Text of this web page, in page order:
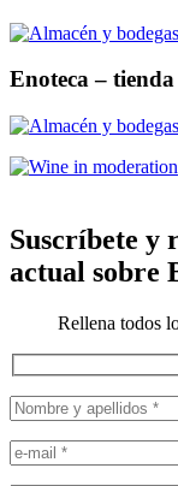
Enoteca –
Suscríbete y
actual sobre
Rellena todos